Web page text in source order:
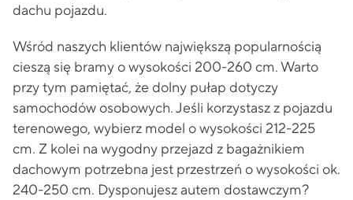
dachu pojazdu.
Wśród naszych klientów największą popularnością
cieszą się bramy o wysokości 200-260 cm. Warto
przy tym pamiętać, że dolny pułap dotyczy
samochodów osobowych. Jeśli korzystasz z pojazdu
terenowego, wybierz model o wysokości 212-225
cm. Z kolei na wygodny przejazd z bagażnikiem
dachowym potrzebna jest przestrzeń o wysokości ok.
240-250 cm. Dysponujesz autem dostawczym?